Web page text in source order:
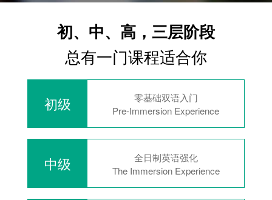
初、中、高，三层阶段
总有一门课程适合你
初级
零基础双语入门
Pre-Immersion Experience
中级
全日制英语强化
The Immersion Experience